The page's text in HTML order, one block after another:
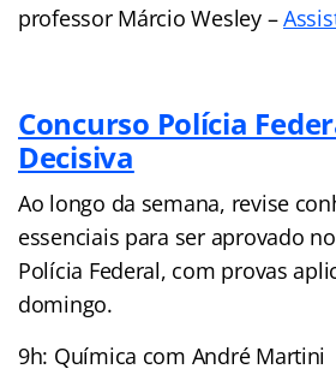
professor Márcio Wesley –
Concurso Polícia
Decisiva
Ao longo da semana, revise
essenciais para ser aprovado
Polícia Federal, com provas
domingo.
9h: Química com André Martini